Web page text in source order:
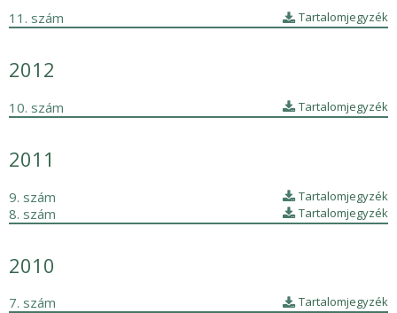
11. szám Tartalomjegyzék
2012
10. szám Tartalomjegyzék
2011
9. szám Tartalomjegyzék
8. szám Tartalomjegyzék
2010
7. szám Tartalomjegyzék